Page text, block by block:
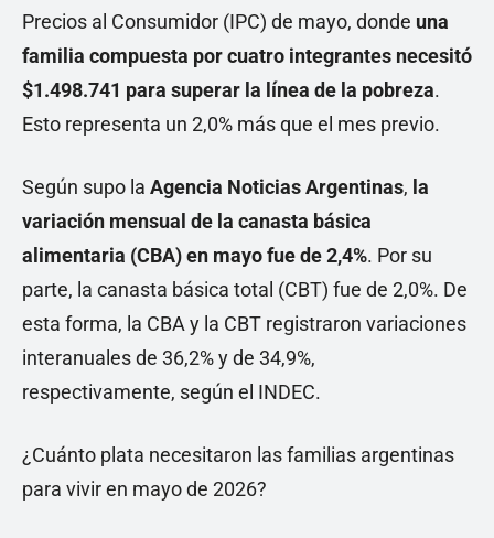
Precios al Consumidor (IPC) de mayo, donde una
familia compuesta por cuatro integrantes necesitó
$1.498.741 para superar la línea de la pobreza.
Esto representa un 2,0% más que el mes previo.
Según supo la Agencia Noticias Argentinas, la
variación mensual de la canasta básica
alimentaria (CBA) en mayo fue de 2,4%. Por su
parte, la canasta básica total (CBT) fue de 2,0%. De
esta forma, la CBA y la CBT registraron variaciones
interanuales de 36,2% y de 34,9%,
respectivamente, según el INDEC.
¿Cuánto plata necesitaron las familias argentinas
para vivir en mayo de 2026?